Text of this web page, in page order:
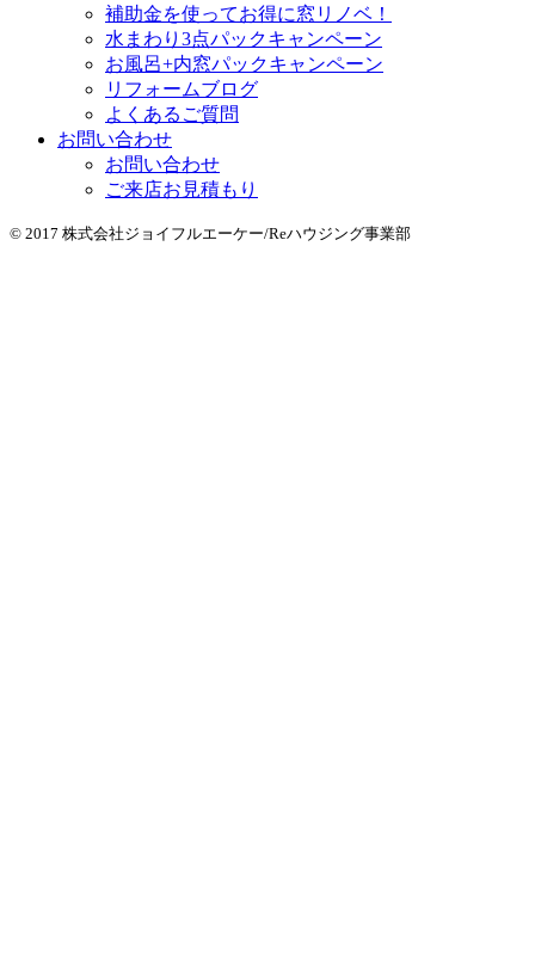
補助金を使ってお得に窓リノベ！
水まわり3点パックキャンペーン
お風呂+内窓パックキャンペーン
リフォームブログ
よくあるご質問
お問い合わせ
お問い合わせ
ご来店お見積もり
© 2017 株式会社ジョイフルエーケー/Reハウジング事業部